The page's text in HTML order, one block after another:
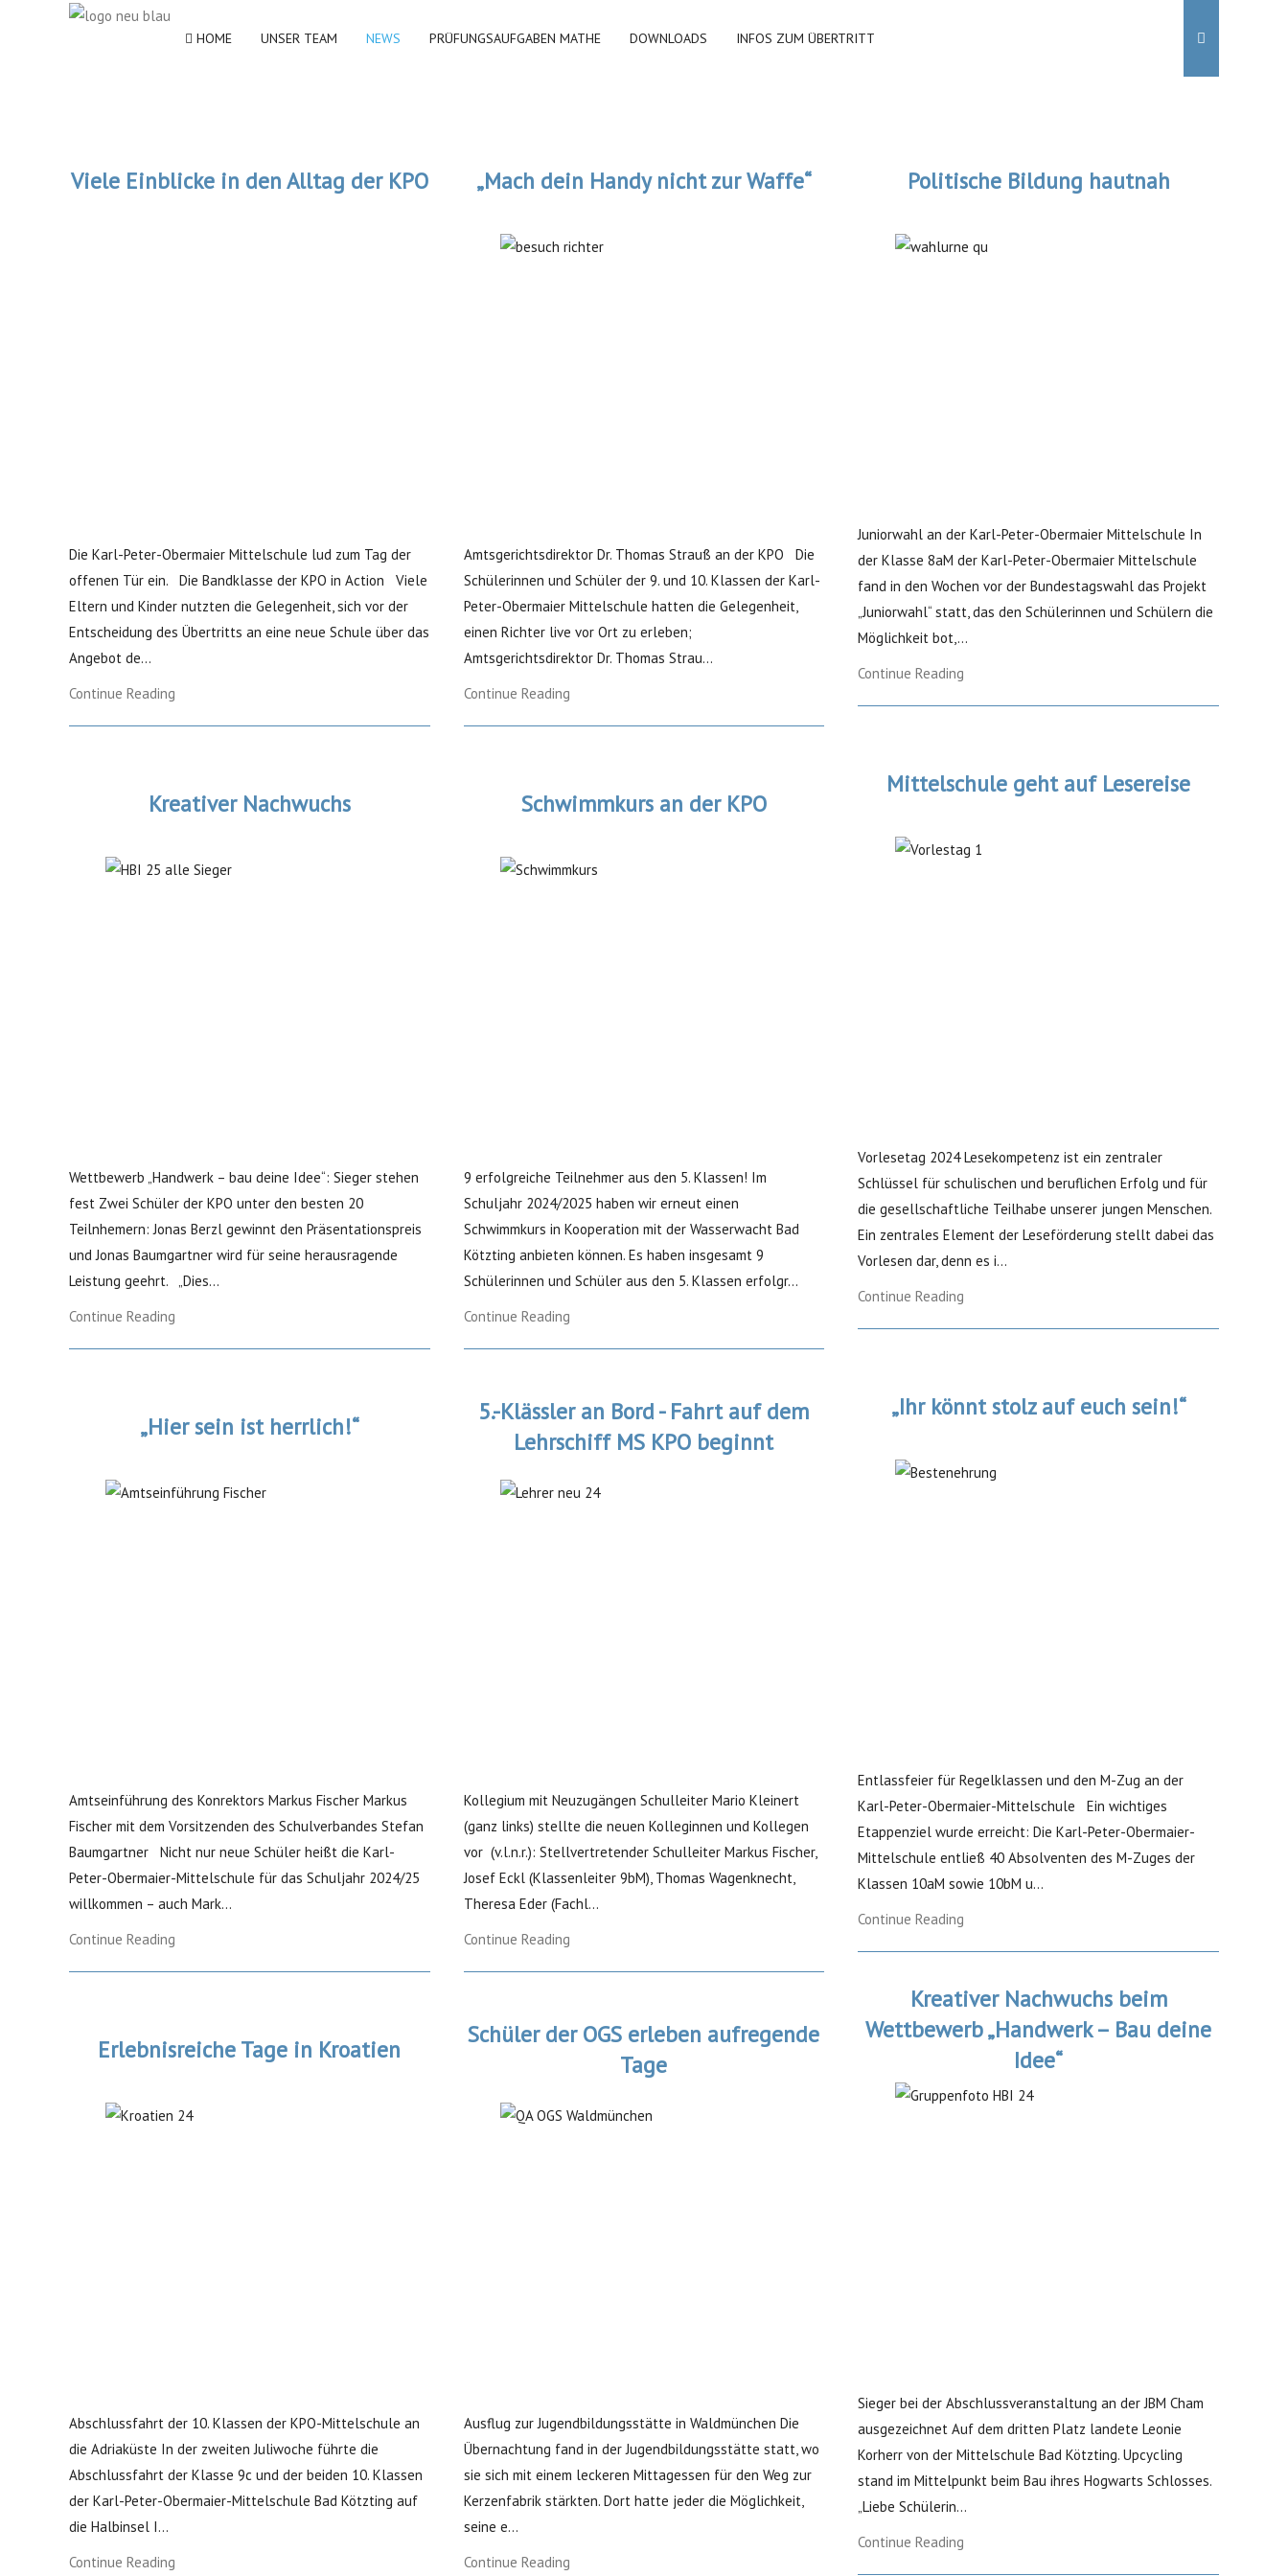
HOME UNSER TEAM NEWS PRÜFUNGSAUFGABEN MATHE DOWNLOADS INFOS ZUM ÜBERTRITT
Viele Einblicke in den Alltag der KPO
Die Karl-Peter-Obermaier Mittelschule lud zum Tag der
offenen Tür ein. Die Bandklasse der KPO in Action Viele
Eltern und Kinder nutzten die Gelegenheit, sich vor der
Entscheidung des Übertritts an eine neue Schule über das
Angebot de...
Continue Reading
Kreativer Nachwuchs
Wettbewerb „Handwerk – bau deine Idee“: Sieger stehen
fest Zwei Schüler der KPO unter den besten 20
Teilnhemern: Jonas Berzl gewinnt den Präsentationspreis
und Jonas Baumgartner wird für seine herausragende
Leistung geehrt. „Dies...
Continue Reading
„Hier sein ist herrlich!“
Amtseinführung des Konrektors Markus Fischer Markus
Fischer mit dem Vorsitzenden des Schulverbandes Stefan
Baumgartner Nicht nur neue Schüler heißt die Karl-
Peter-Obermaier-Mittelschule für das Schuljahr 2024/25
willkommen – auch Mark...
Continue Reading
Erlebnisreiche Tage in Kroatien
Abschlussfahrt der 10. Klassen der KPO-Mittelschule an
die Adriaküste In der zweiten Juliwoche führte die
Abschlussfahrt der Klasse 9c und der beiden 10. Klassen
der Karl-Peter-Obermaier-Mittelschule Bad Kötzting auf
die Halbinsel I...
Continue Reading
„Mach dein Handy nicht zur Waffe“
Amtsgerichtsdirektor Dr. Thomas Strauß an der KPO Die
Schülerinnen und Schüler der 9. und 10. Klassen der Karl-
Peter-Obermaier Mittelschule hatten die Gelegenheit,
einen Richter live vor Ort zu erleben;
Amtsgerichtsdirektor Dr. Thomas Strau...
Continue Reading
Schwimmkurs an der KPO
9 erfolgreiche Teilnehmer aus den 5. Klassen! Im
Schuljahr 2024/2025 haben wir erneut einen
Schwimmkurs in Kooperation mit der Wasserwacht Bad
Kötzting anbieten können. Es haben insgesamt 9
Schülerinnen und Schüler aus den 5. Klassen erfolgr...
Continue Reading
5.-Klässler an Bord - Fahrt auf dem
Lehrschiff MS KPO beginnt
Kollegium mit Neuzugängen Schulleiter Mario Kleinert
(ganz links) stellte die neuen Kolleginnen und Kollegen
vor (v.l.n.r.): Stellvertretender Schulleiter Markus Fischer,
Josef Eckl (Klassenleiter 9bM), Thomas Wagenknecht,
Theresa Eder (Fachl...
Continue Reading
Schüler der OGS erleben aufregende
Tage
Ausflug zur Jugendbildungsstätte in Waldmünchen Die
Übernachtung fand in der Jugendbildungsstätte statt, wo
sie sich mit einem leckeren Mittagessen für den Weg zur
Kerzenfabrik stärkten. Dort hatte jeder die Möglichkeit,
seine e...
Continue Reading
Politische Bildung hautnah
Juniorwahl an der Karl-Peter-Obermaier Mittelschule In
der Klasse 8aM der Karl-Peter-Obermaier Mittelschule
fand in den Wochen vor der Bundestagswahl das Projekt
„Juniorwahl“ statt, das den Schülerinnen und Schülern die
Möglichkeit bot,...
Continue Reading
Mittelschule geht auf Lesereise
Vorlesetag 2024 Lesekompetenz ist ein zentraler
Schlüssel für schulischen und beruflichen Erfolg und für
die gesellschaftliche Teilhabe unserer jungen Menschen.
Ein zentrales Element der Leseförderung stellt dabei das
Vorlesen dar, denn es i...
Continue Reading
„Ihr könnt stolz auf euch sein!“
Entlassfeier für Regelklassen und den M-Zug an der
Karl-Peter-Obermaier-Mittelschule Ein wichtiges
Etappenziel wurde erreicht: Die Karl-Peter-Obermaier-
Mittelschule entließ 40 Absolventen des M-Zuges der
Klassen 10aM sowie 10bM u...
Continue Reading
Kreativer Nachwuchs beim
Wettbewerb „Handwerk – Bau deine
Idee“
Sieger bei der Abschlussveranstaltung an der JBM Cham
ausgezeichnet Auf dem dritten Platz landete Leonie
Korherr von der Mittelschule Bad Kötzting. Upcycling
stand im Mittelpunkt beim Bau ihres Hogwarts Schlosses.
„Liebe Schülerin...
Continue Reading